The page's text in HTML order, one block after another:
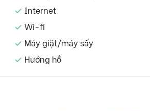
Internet
Wi-fi
Máy giặt/máy sấy
Hướng hồ